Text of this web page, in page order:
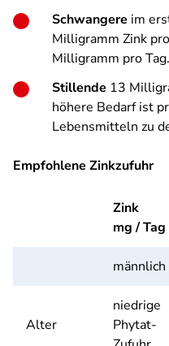
Schwangere im
Milligramm Zink
Milligramm pro Tag.
Stillende 13
höhere Bedarf ist
Lebensmitteln zu
Empfohlene Zinkzufuhr
Zink
mg / Tag
männlich
Alter
niedrige
Phytat-